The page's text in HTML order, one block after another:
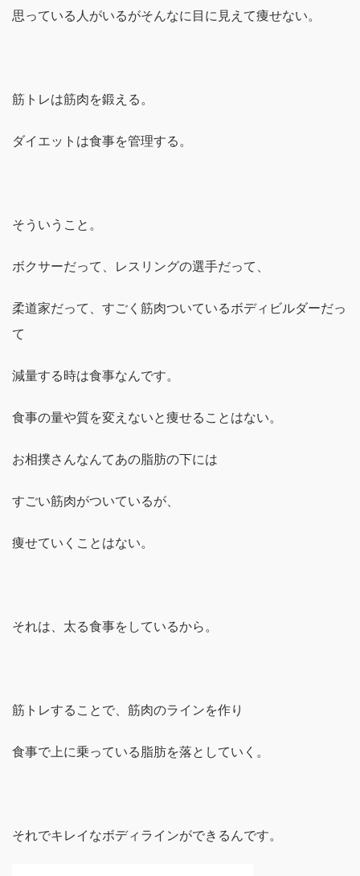
思っている人がいるがそんなに目に見えて痩せない。
筋トレは筋肉を鍛える。
ダイエットは食事を管理する。
そういうこと。
ボクサーだって、レスリングの選手だって、
柔道家だって、すごく筋肉ついているボディビルダーだっ
て
減量する時は食事なんです。
食事の量や質を変えないと痩せることはない。
お相撲さんなんてあの脂肪の下には
すごい筋肉がついているが、
痩せていくことはない。
それは、太る食事をしているから。
筋トレすることで、筋肉のラインを作り
食事で上に乗っている脂肪を落としていく。
それでキレイなボディラインができるんです。